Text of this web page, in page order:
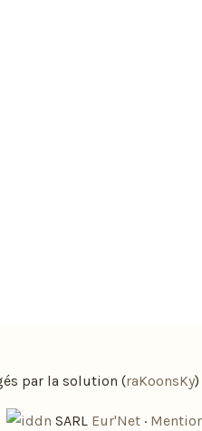
par la solution (raKoonsKy)
SARL Eur'Net ·